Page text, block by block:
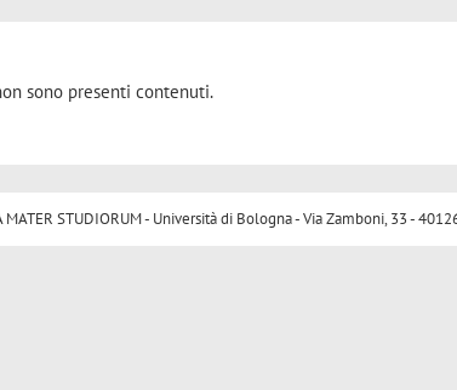
sono presenti contenuti.
STUDIORUM - Università di Bologna - Via Zamboni, 33 -